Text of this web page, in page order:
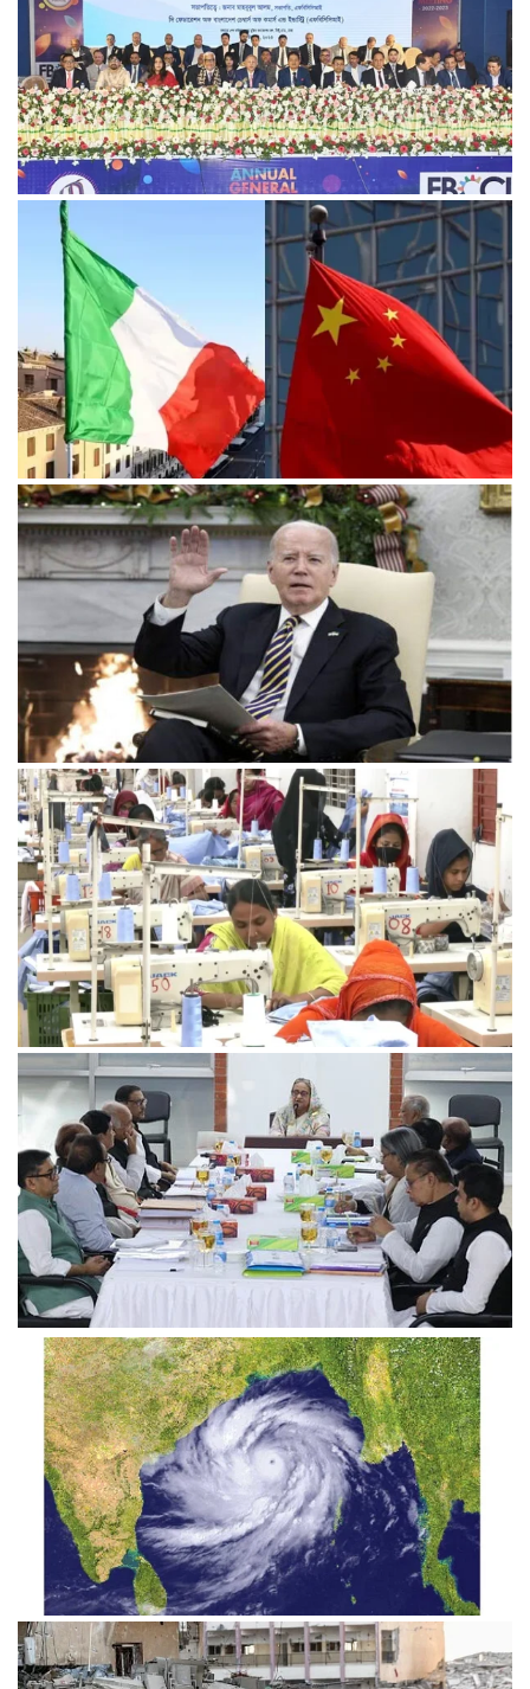
ভূরাজনীতির নেতিবাচক প্রভাব পড়তে শুরু করেছে: এফবিসিসিআই
চীনের বেল্ট অ্যান্ড রোড উদ্যোগে আর থাকছে না ইতালি
ইসরায়েলের সমালোচনায় বাইডেন, জাতিসংঘে যুদ্ধবিরতির প্রস্তাব পাস
পোশাক শ্রমিকের ন্যূনতম মজুরি সাড়ে ১২ হাজার টাকা চূড়ান্ত
উত্তরবঙ্গের প্রার্থী চূড়ান্ত, বাদ পড়তে পারেন অন্তত ১০ জন
বঙ্গোপসাগরে লঘুচাপ, আবার ঘূর্ণিঝড়ের শঙ্কা